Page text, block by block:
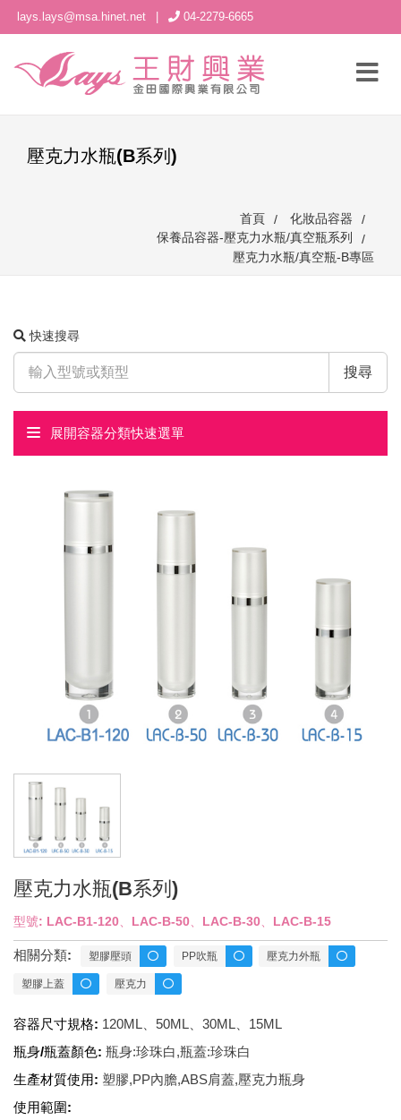
lays.lays@msa.hinet.net 04-2279-6665
壓克力水瓶(B系列)
首頁
化妝品容器
保養品容器-壓克力水瓶/真空瓶系列
壓克力水瓶/真空瓶-B專區
快速搜尋
搜尋
展開容器分類快速選單
壓克力水瓶(B系列)
型號: LAC-B1-120、LAC-B-50、LAC-B-30、LAC-B-15
相關分類: 塑膠壓頭 PP吹瓶 壓克力外瓶
塑膠上蓋 壓克力
容器尺寸規格: 120ML、50ML、30ML、15ML
瓶身/瓶蓋顏色: 瓶身:珍珠白,瓶蓋:珍珠白
生產材質使用: 塑膠,PP內膽,ABS肩蓋,壓克力瓶身
使用範圍: